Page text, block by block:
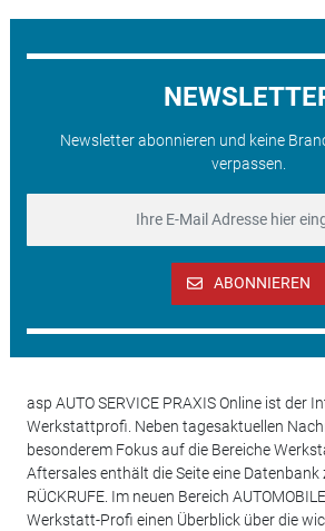
Newsletter abonnieren und keine
verpassen.
ABONNIEREN
asp AUTO SERVICE PRAXIS Online ist der
Werkstattprofi. Neben tagesaktuellen
besonderem Fokus auf die Bereiche
Aftersales enthält die Seite eine Datenbank
RÜCKRUFE. Im neuen Bereich
Werkstatt-Profi einen Überblick über die